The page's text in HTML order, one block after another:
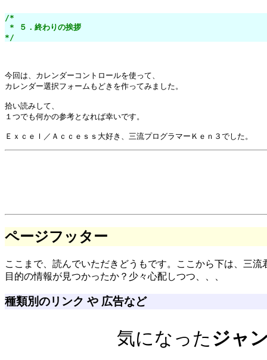
/*
* ５．終わりの挨拶
*/
今回は、カレンダーコントロールを使って、
カレンダー選択フォームもどきを作ってみました。
拾い読みして、
１つでも何かの参考となれば幸いです。
ページフッター
ここまで、読んでいただきどうもです。ここから下は、三
目的の情報が見つかったか？少々心配しつつ、、、
種類別のリンク や 広告など
気になった ジャ